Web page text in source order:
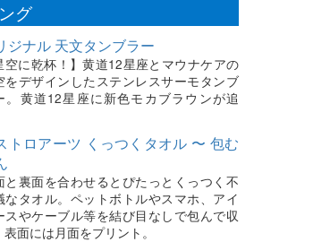
グ
ジナル 天文タンブラー
空に乾杯！】黄道12星座とマウナケアの
をデザインしたステンレスサーモタンブ
。黄道12星座に新色モカブラウンが追
トロアーツ くっつくタオル 〜 包む
と裏面を合わせるとぴたっとくっつく不
なタオル。ペットボトルやスマホ、アイ
スやケーブル等を結び目なしで包んで収
面には月面をプリント。